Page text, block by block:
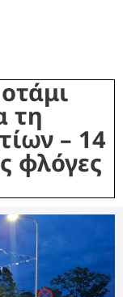
τη
– 14
φλόγες